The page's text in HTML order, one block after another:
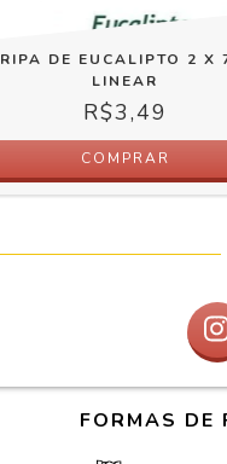
RIPA DE EUCALIPTO 2 X
LINEAR
R$3,49
COMPRAR
FORMAS DE